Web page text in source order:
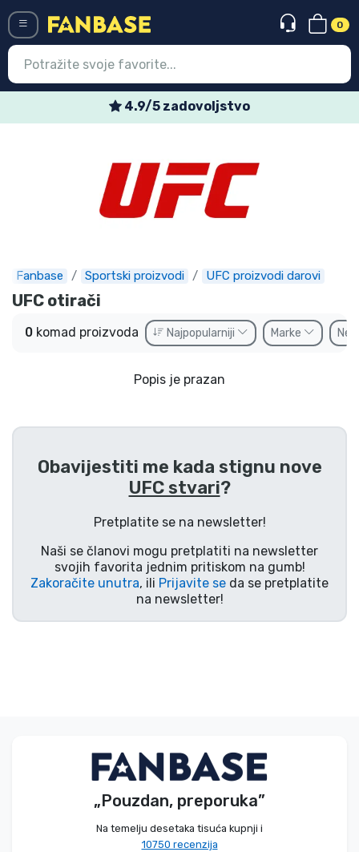
0
4.9/5 zadovoljstvo
Fanbase Sportski proizvodi UFC proizvodi darovi
UFC otirači
0 komad proizvoda Najpopularniji Marke Ne
Popis je prazan
Obavijestiti me kada stignu nove
UFC stvari?
Pretplatite se na newsletter!
Naši se članovi mogu pretplatiti na newsletter
svojih favorita jednim pritiskom na gumb!
Zakoračite unutra, ili Prijavite se da se pretplatite
na newsletter!
„Pouzdan, preporuka”
Na temelju desetaka tisuća kupnji i
10750 recenzija
Najnovije proizvodi
Prednarudžbe
Outlet proizvodi
Film proizvodi
Anime proizvodi
Gamer proizvodi